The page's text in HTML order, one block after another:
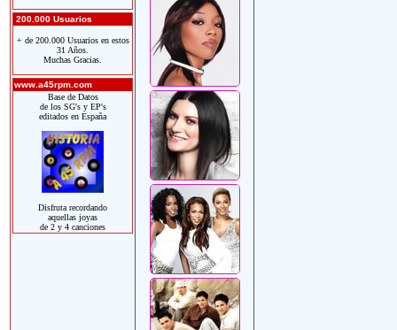
200.000 Usuarios
+ de 200.000 Usuarios en estos
31 Años.
Muchas Gracias.
www.a45rpm.com
Base de Datos
de los SG's y EP's
editados en España
Disfruta recordando
aquellas joyas
de 2 y 4 canciones